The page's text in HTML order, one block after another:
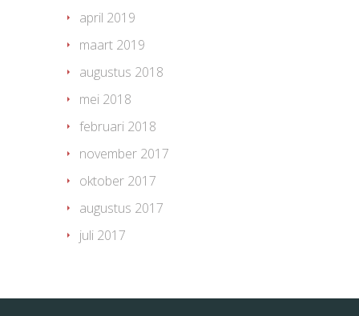
april 2019
maart 2019
augustus 2018
mei 2018
februari 2018
november 2017
oktober 2017
augustus 2017
juli 2017